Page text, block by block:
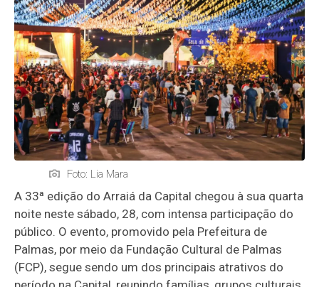
Foto: Lia Mara
A 33ª edição do Arraiá da Capital chegou à sua quarta
noite neste sábado, 28, com intensa participação do
público. O evento, promovido pela Prefeitura de
Palmas, por meio da Fundação Cultural de Palmas
(FCP), segue sendo um dos principais atrativos do